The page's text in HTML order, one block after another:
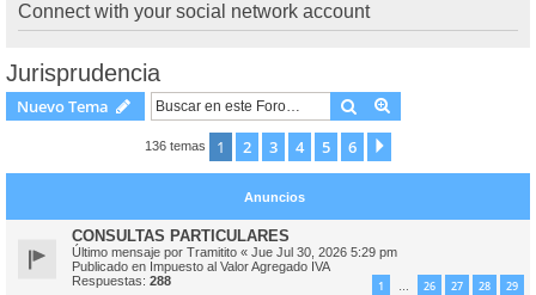
Connect with your social network account
Jurisprudencia
Nuevo Tema Buscar
136 temas 1 2 3 4 5 6
Anuncios
CONSULTAS PARTICULARES
Último mensaje por Tramitito « Jue Jul 30, 2026 5:29 pm
Publicado en Impuesto al Valor Agregado IVA
Respuestas: 288 1 … 26 27 28 29